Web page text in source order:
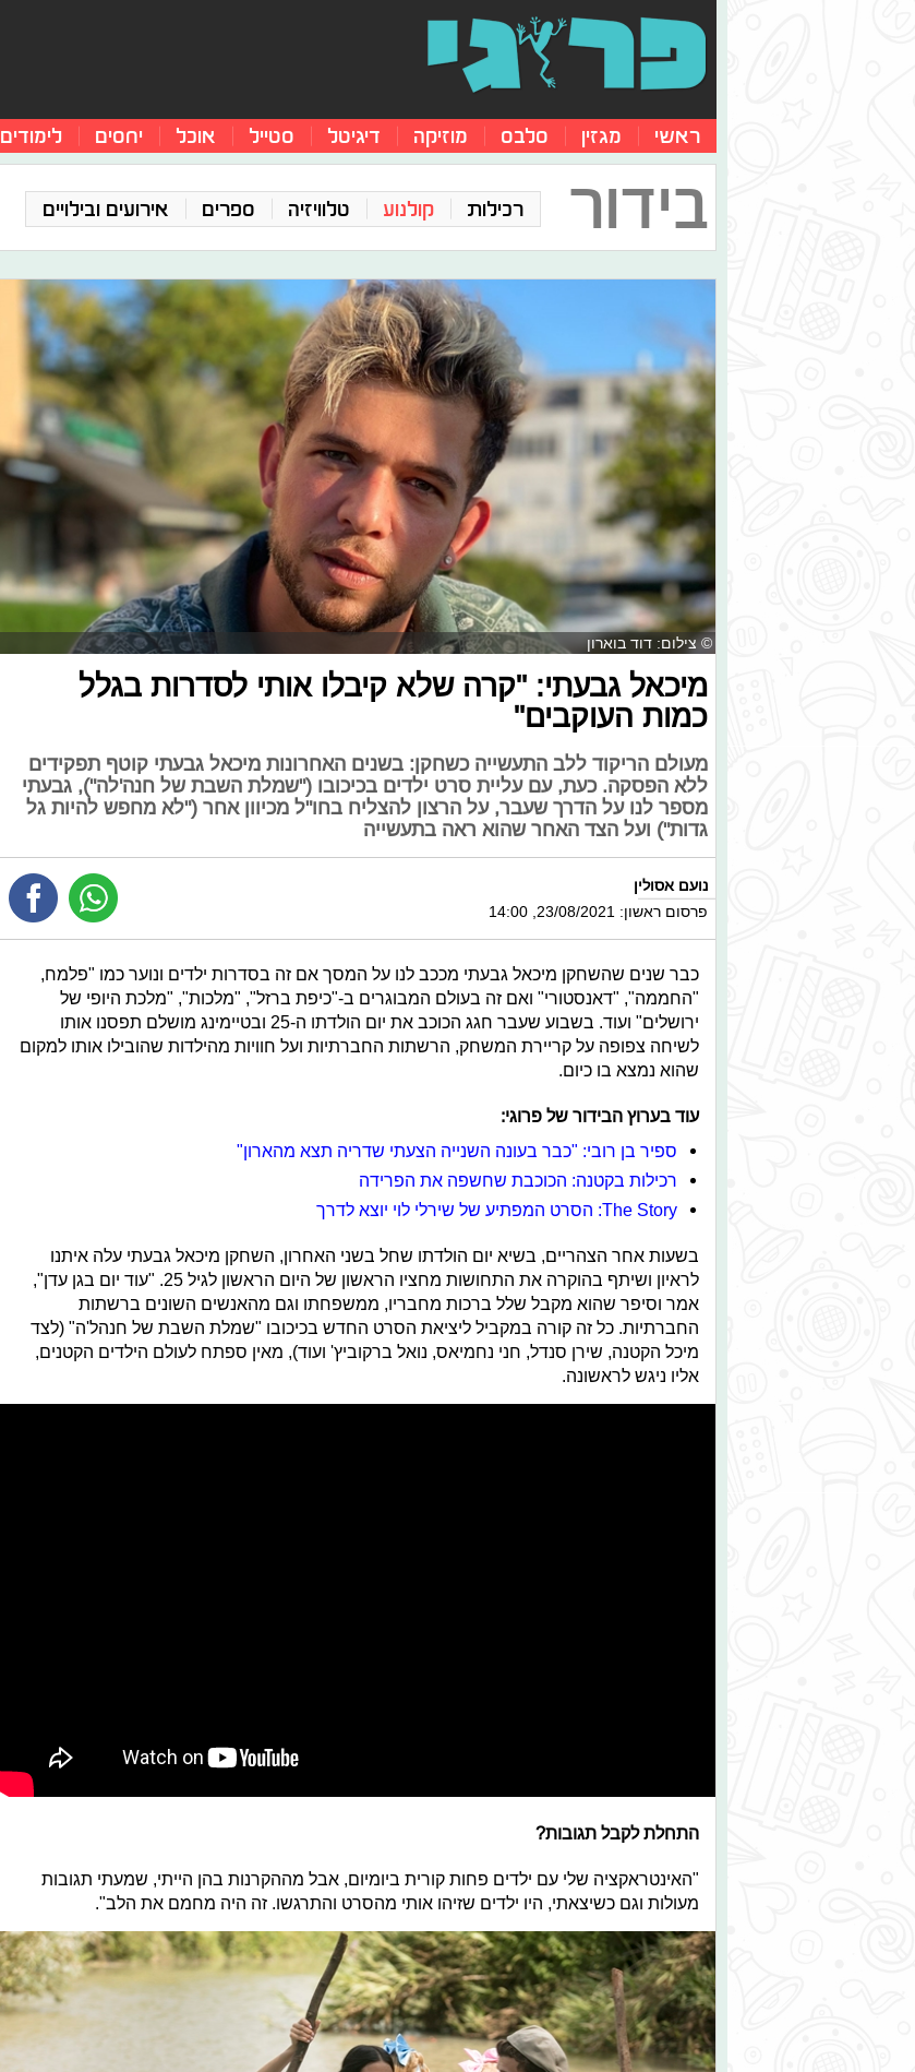
ראשי מגזין סלבס מוזיקה דיגיטל סטייל אוכל יחסים לימודים
בידור רכילות קולנוע טלוויזיה ספרים אירועים ובילויים
© צילום: דוד בוארון
מיכאל גבעתי: "קרה שלא קיבלו אותי לסדרות בגלל
כמות העוקבים"
מעולם הריקוד ללב התעשייה כשחקן: בשנים האחרונות מיכאל גבעתי קוטף תפקידים
ללא הפסקה. כעת, עם עליית סרט ילדים בכיכובו ("שמלת השבת של חנה'לה"), גבעתי
מספר לנו על הדרך שעבר, על הרצון להצליח בחו"ל מכיוון אחר ("לא מחפש להיות גל
גדות") ועל הצד האחר שהוא ראה בתעשייה
נועם אסולין
פרסום ראשון: 23/08/2021, 14:00
כבר שנים שהשחקן מיכאל גבעתי מככב לנו על המסך אם זה בסדרות ילדים ונוער כמו "פלמח,
"החממה", "דאנסטורי" ואם זה בעולם המבוגרים ב-"כיפת ברזל", "מלכות", "מלכת היופי של
ירושלים" ועוד. בשבוע שעבר חגג הכוכב את יום הולדתו ה-25 ובטיימינג מושלם תפסנו אותו
לשיחה צפופה על קריירת המשחק, הרשתות החברתיות ועל חוויות מהילדות שהובילו אותו למקום
שהוא נמצא בו כיום.
עוד בערוץ הבידור של פרוגי:
ספיר בן רובי: "כבר בעונה השנייה הצעתי שדריה תצא מהארון"
רכילות בקטנה: הכוכבת שחשפה את הפרידה
The Story: הסרט המפתיע של שירלי לוי יוצא לדרך
בשעות אחר הצהריים, בשיא יום הולדתו שחל בשני האחרון, השחקן מיכאל גבעתי עלה איתנו
לראיון ושיתף בהוקרה את התחושות מחציו הראשון של היום הראשון לגיל 25. "עוד יום בגן עדן",
אמר וסיפר שהוא מקבל שלל ברכות מחבריו, ממשפחתו וגם מהאנשים השונים ברשתות
החברתיות. כל זה קורה במקביל ליציאת הסרט החדש בכיכובו "שמלת השבת של חנהל'ה" (לצד
מיכל הקטנה, שירן סנדל, חני נחמיאס, נואל ברקוביץ' ועוד), מאין ספתח לעולם הילדים הקטנים,
אליו ניגש לראשונה.
התחלת לקבל תגובות?
"האינטראקציה שלי עם ילדים פחות קורית ביומיום, אבל מההקרנות בהן הייתי, שמעתי תגובות
מעולות וגם כשיצאתי, היו ילדים שזיהו אותי מהסרט והתרגשו. זה היה מחמם את הלב".